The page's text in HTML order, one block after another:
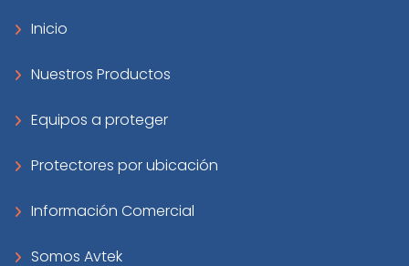
Inicio
Nuestros Productos
Equipos a proteger
Protectores por ubicación
Información Comercial
Somos Avtek